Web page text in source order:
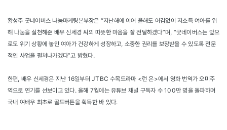
황성주 굿네이버스 나눔마케팅본부장은 “지난해에 이어 올해도 어김없이 저소득 여아를 위
해 나눔을 실천해준 배우 신세경 씨의 따뜻한 마음을 잘 전달하겠다”며, “굿네이버스는 앞으
로도 위기 상황에 놓인 여아가 건강하게 성장하고, 소중한 권리를 보장받을 수 있도록 전문
적인 사업을 펼쳐나가겠다”고 밝혔다.
한편, 배우 신세경은 지난 16일부터 JTBC 수목드라마 <런 온>에서 영화 번역가 오미주
역으로 연기를 선보이고 있다. 올해 7월에는 유튜브 채널 구독자 수 100만 명을 돌파하며
국내 여배우 최초로 골드버튼을 획득한 바 있다.